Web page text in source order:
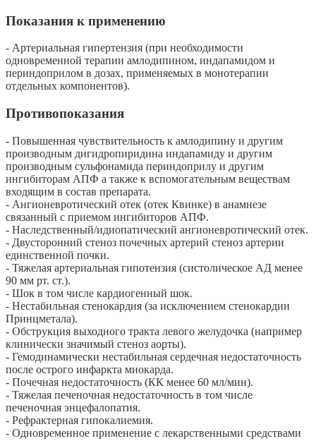
Показания к применению
- Артериальная гипертензия (при необходимости
одновременной терапии амлодипином, индапамидом и
периндоприлом в дозах, применяемых в монотерапии
отдельных компонентов).
Противопоказания
- Повышенная чувствительность к амлодипину и другим
производным дигидропиридина индапамиду и другим
производным сульфонамида периндоприлу и другим
ингибиторам АПФ а также к вспомогательным веществам
входящим в состав препарата.
- Ангионевротический отек (отек Квинке) в анамнезе
связанный с приемом ингибиторов АПФ.
- Наследственный/идиопатический ангионевротический отек.
- Двусторонний стеноз почечных артерий стеноз артерии
единственной почки.
- Тяжелая артериальная гипотензия (систолическое АД менее
90 мм рт. ст.).
- Шок в том числе кардиогенный шок.
- Нестабильная стенокардия (за исключением стенокардии
Принцметала).
- Обструкция выходного тракта левого желудочка (например
клинически значимый стеноз аорты).
- Гемодинамически нестабильная сердечная недостаточность
после острого инфаркта миокарда.
- Почечная недостаточность (КК менее 60 мл/мин).
- Тяжелая печеночная недостаточность в том числе
печеночная энцефалопатия.
- Рефрактерная гипокалиемия.
- Одновременное применение с лекарственными средствами